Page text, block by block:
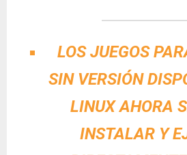
LOS JUEGOS
SIN VERSIÓN
LINUX AHORA
INSTALAR Y